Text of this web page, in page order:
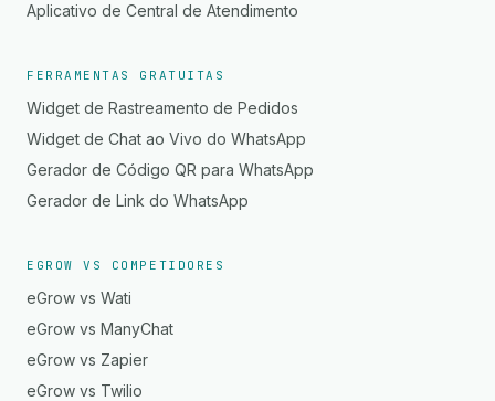
Aplicativo de Central de Atendimento
FERRAMENTAS GRATUITAS
Widget de Rastreamento de Pedidos
Widget de Chat ao Vivo do WhatsApp
Gerador de Código QR para WhatsApp
Gerador de Link do WhatsApp
EGROW VS COMPETIDORES
eGrow vs Wati
eGrow vs ManyChat
eGrow vs Zapier
eGrow vs Twilio